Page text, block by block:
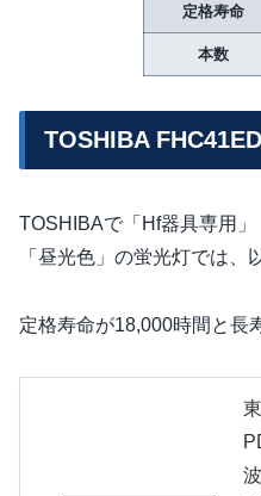
定格寿命
本数
TOSHIBA
TOSHIBAで「Hf器具専用」
「昼光色」の蛍光灯では、
定格寿命が18,000時間と長